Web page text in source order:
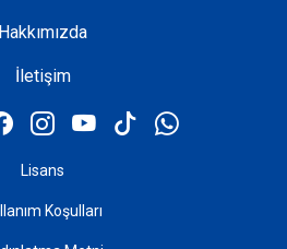
Hakkımızda
İletişim
Lisans
Koşulları